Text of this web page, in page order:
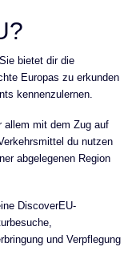
bietet dir die
Europas zu erkunden
kennenzulernen.
allem mit dem Zug auf
du nutzen
abgelegenen Region
DiscoverEU-
und Verpflegung